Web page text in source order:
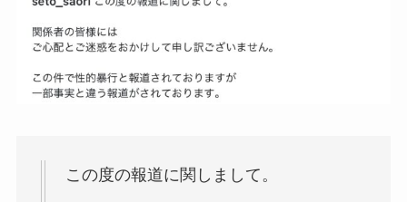
この度の報道に関しまして。